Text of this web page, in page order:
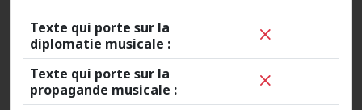
Texte qui porte sur la
diplomatie musicale :
Texte qui porte sur la
propagande musicale :